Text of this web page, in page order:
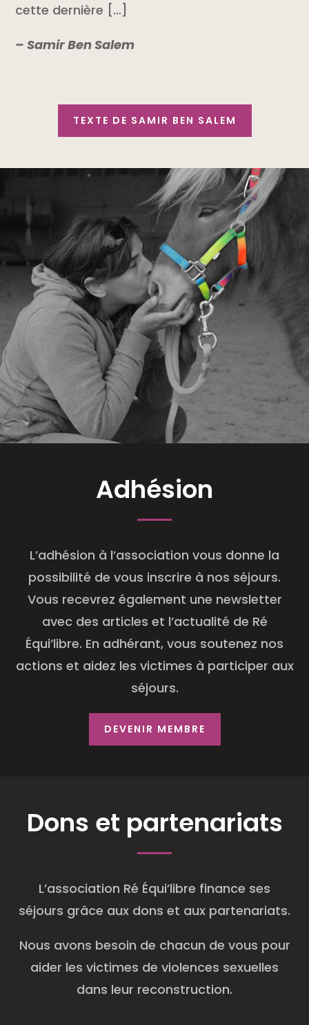
cette dernière […]
– Samir Ben Salem
TEXTE DE SAMIR BEN SALEM
Adhésion
L’adhésion à l’association vous donne la
possibilité de vous inscrire à nos séjours.
Vous recevrez également une newsletter
avec des articles et l’actualité de Ré
Équi’libre. En adhérant, vous soutenez nos
actions et aidez les victimes à participer aux
séjours.
DEVENIR MEMBRE
Dons et partenariats
L’association Ré Équi’libre finance ses
séjours grâce aux dons et aux partenariats.
Nous avons besoin de chacun de vous pour
aider les victimes de violences sexuelles
dans leur reconstruction.